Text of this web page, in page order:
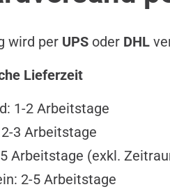
wird per UPS oder DHL
Lieferzeit
1-2 Arbeitstage
3 Arbeitstage
Arbeitstage (exkl.
2-5 Arbeitstage